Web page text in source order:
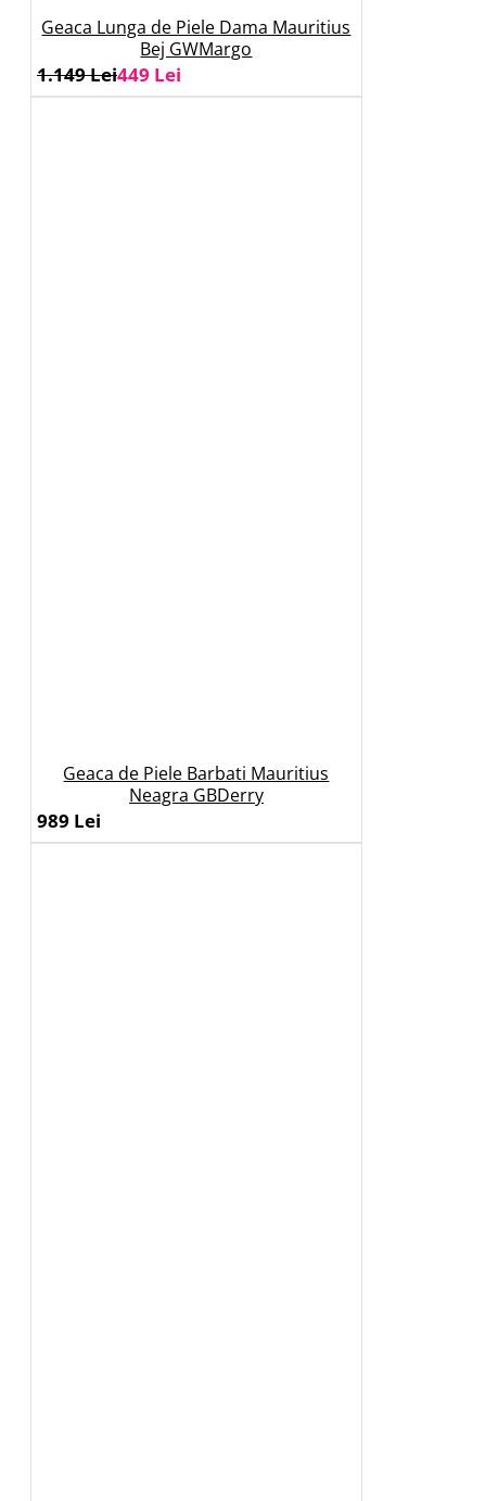
Geaca Lunga de Piele Dama Mauritius
Bej GWMargo
449 Lei
1.149 Lei
Geaca de Piele Barbati Mauritius
Neagra GBDerry
989 Lei